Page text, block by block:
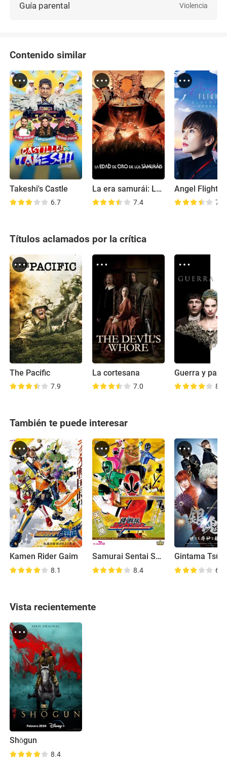
Guía parental Violencia
Contenido similar
Takeshi's Castle
6.7
La era samurái: La batalla por Japón
7.4
Angel Flight
7.3
Títulos aclamados por la crítica
The Pacific
7.9
La cortesana
7.0
Guerra y paz
8.1
También te puede interesar
Kamen Rider Gaim
8.1
Samurai Sentai Shinkenger
8.4 6.8
Vista recientemente
Shōgun
8.4